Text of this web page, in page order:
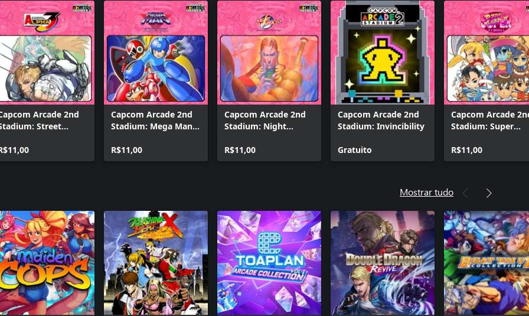
Arcade 2nd
Street
Capcom Arcade 2nd
Stadium: Mega Man:
R$11,00
Capcom Arcade 2nd
Stadium: Night
Darkstalkers'
Revenge
R$11,00
Capcom Arcade 2nd
Stadium: Invincibility
Gratuito
Capcom Arcade
Stadium: Super
Turbo
R$11,00
Mostrar tudo